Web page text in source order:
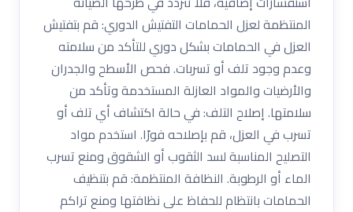
المنتظمة لعزل الحمامات التفتيش الدوري: قم بتفتيش
العزل في الحمامات بشكل دوري للتأكد من سلامته
وعدم وجود تلف أو تسربات. فحص الأسطح والجدران
والأرضيات والمواد العازلة المستخدمة وتأكد من
سلامتها. إصلاح التلف: في حالة اكتشاف أي تلف أو
تسرب في العزل، قم بإصلاحه فورًا. استخدم مواد
التصليح المناسبة لسد الثقوب أو الشقوق ومنع تسرب
الماء أو الرطوبة. النظافة المنتظمة: قم بتنظيف
الحمامات بانتظام للحفاظ على نظافتها ومنع تراكم